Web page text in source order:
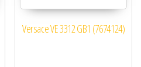
Versace VE 3312 GB1 (7674124)